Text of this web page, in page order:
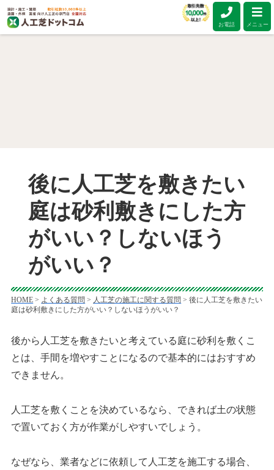
後に人工芝を敷きたい
庭は砂利敷きにした方
がいい？しないほう
がいい？
HOME > よくある質問 > 人工芝の施工に関する質問 >後に人工芝を敷きたい
庭は砂利敷きにした方がいい？しないほうがいい？
後から人工芝を敷きたいと考えている庭に砂利を敷くこ
とは、手間を増やすことになるので基本的にはおすすめ
できません。
人工芝を敷くことを決めているなら、できれば土の状態
で置いておく方が作業がしやすいでしょう。
なぜなら、業者などに依頼して人工芝を施工する場合、
お電話 メニュー